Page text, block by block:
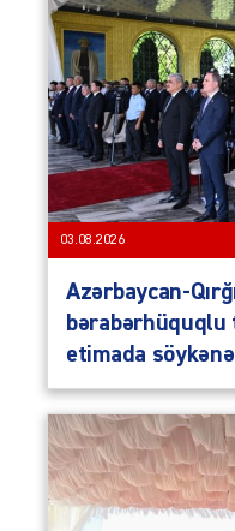
03.08.2026
Azərbaycan-
bərabərhüquqlu
etimada